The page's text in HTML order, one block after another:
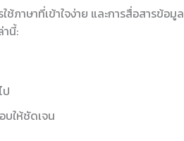
ภาษาที่เข้าใจง่าย และการสื่อสารข้อมูล
นี้:
ป
บให้ชัดเจน